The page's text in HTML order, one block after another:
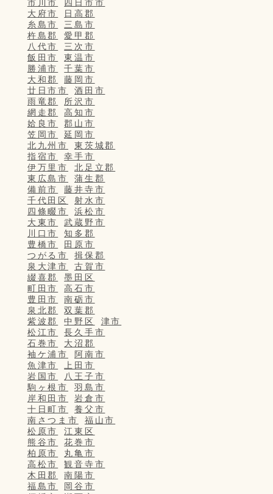
市川市
四日市市
大府市
日高郡
糸島市
三島市
杵島郡
愛甲郡
八代市
三次市
飯田市
東温市
勝浦市
千葉市
大和郡
藤岡市
廿日市市
酒田市
雨竜郡
所沢市
網走郡
高知市
姶良市
郡山市
笠岡市
延岡市
北九州市
東茨城郡
指宿市
幸手市
伊万里市
北足立郡
東広島市
蒲生郡
備前市
藤井寺市
千代田区
射水市
四條畷市
浜松市
大東市
武蔵野市
川口市
知多郡
豊橋市
田原市
つがる市
揖保郡
泉大津市
古賀市
綴喜郡
墨田区
町田市
高石市
豊田市
南砺市
泉北郡
双葉郡
紫波郡
中野区
津市
松江市
長久手市
石巻市
大沼郡
袖ケ浦市
阿南市
魚津市
上田市
岩国市
八王子市
駒ヶ根市
羽島市
岸和田市
岩倉市
十日町市
養父市
南さつま市
福山市
松原市
江東区
熊谷市
花巻市
柏原市
丸亀市
高松市
観音寺市
木田郡
南陽市
福島市
岡谷市